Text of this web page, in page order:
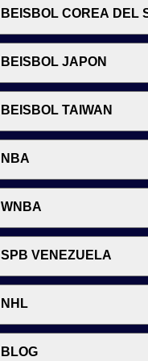
BEISBOL COREA DEL
BEISBOL JAPON
BEISBOL TAIWAN
NBA
WNBA
SPB VENEZUELA
NHL
BLOG